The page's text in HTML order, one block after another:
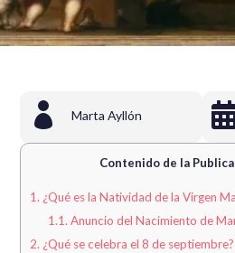
 Marta Ayllón
Contenido de la
1. ¿Qué es la Natividad de la Virgen
1.1. Anuncio del Nacimiento de
2. ¿Qué se celebra el 8 de